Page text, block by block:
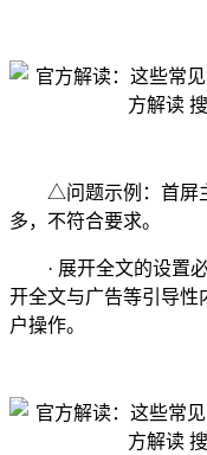
△问题示例：首屏主
多，不符合要求。
· 展开全文的设置必
开全文与广告等引导性
户操作。